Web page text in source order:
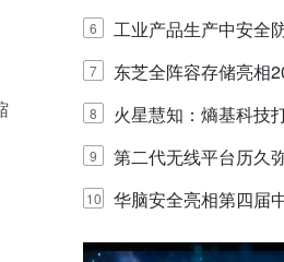
E IQ 3.20开启安防运
6
工业产品生产中安全
的实践与探讨
7
东芝全阵容存储亮相
y，以海量数据底座赋
体验
8
火星慧知：熵基科技
代的认知中枢
9
第二代无线平台历久
网创新迭代
10
华脑安全亮相第四届
赛 工业安全脑机接口